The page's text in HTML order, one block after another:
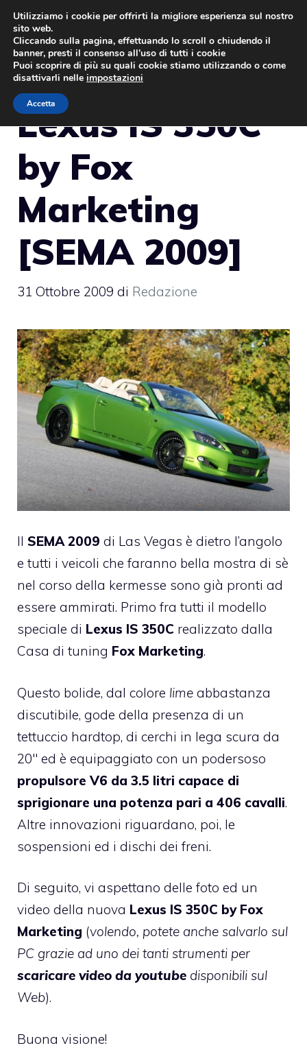
Vai
contenuto
Lexus IS 350C
by Fox
Marketing
[SEMA 2009]
31 Ottobre 2009 di Redazione
Il SEMA 2009 di Las Vegas è dietro l’angolo
e tutti i veicoli che faranno bella mostra di sè
nel corso della kermesse sono già pronti ad
essere ammirati. Primo fra tutti il modello
speciale di Lexus IS 350C realizzato dalla
Casa di tuning Fox Marketing.
Questo bolide, dal colore lime abbastanza
discutibile, gode della presenza di un
tettuccio hardtop, di cerchi in lega scura da
20″ ed è equipaggiato con un podersoso
propulsore V6 da 3.5 litri capace di
sprigionare una potenza pari a 406 cavalli.
Altre innovazioni riguardano, poi, le
sospensioni ed i dischi dei freni.
Di seguito, vi aspettano delle foto ed un
video della nuova Lexus IS 350C by Fox
Marketing (volendo, potete anche salvarlo sul
PC grazie ad uno dei tanti strumenti per
scaricare video da youtube disponibili sul
Web).
Buona visione!
Utilizziamo i cookie per offrirti la migliore esperienza sul nostro
sito web.
Cliccando sulla pagina, effettuando lo scroll o chiudendo il
banner, presti il consenso all’uso di tutti i cookie
Puoi scoprire di più su quali cookie stiamo utilizzando o come
disattivarli nelle impostazioni
Accetta